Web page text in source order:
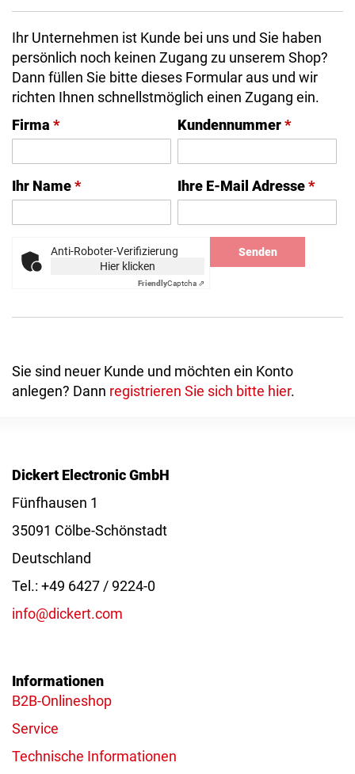
Ihr Unternehmen ist Kunde bei uns und Sie haben
persönlich noch keinen Zugang zu unserem Shop?
Dann füllen Sie bitte dieses Formular aus und wir
richten Ihnen schnellstmöglich einen Zugang ein.
Firma * Kundennummer*
Ihr Name* Ihre E-Mail Adresse*
Anti-Roboter-Verifizierung
Hier klicken
FriendlyCaptcha ⇗
Senden
Sie sind neuer Kunde und möchten ein Konto
anlegen? Dann registrieren Sie sich bitte hier.
Dickert Electronic GmbH
Fünfhausen 1
35091 Cölbe-Schönstadt
Deutschland
Tel.: +49 6427 / 9224-0
info@dickert.com
Informationen
B2B-Onlineshop
Service
Technische Informationen